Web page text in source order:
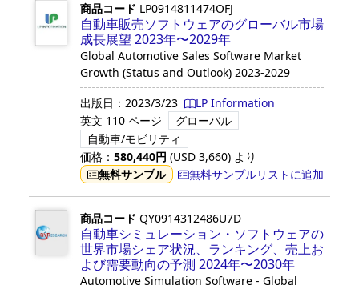
商品コード LP0914811474OFJ
自動車販売ソフトウェアのグローバル市場
成長展望 2023年〜2029年
Global Automotive Sales Software Market
Growth (Status and Outlook) 2023-2029
出版日： 2023/3/23
LP Information
英文 110 ページ
グローバル
自動車/モビリティ
価格： 580,440円 (USD 3,660) より
無料サンプル
無料サンプルリストに追加
商品コード QY0914312486U7D
自動車シミュレーション・ソフトウェアの
世界市場シェア状況、ランキング、売上お
よび需要動向の予測 2024年〜2030年
Automotive Simulation Software - Global